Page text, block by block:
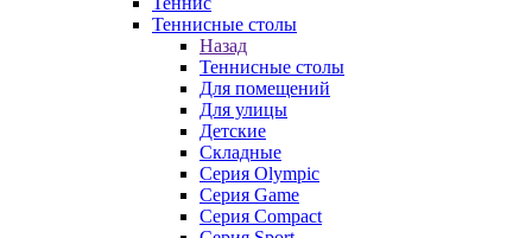
Теннисные столы
Назад
Теннисные столы
Для помещений
Для улицы
Детские
Складные
Серия Olympic
Серия Game
Серия Compact